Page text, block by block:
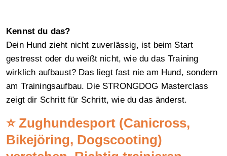
Kennst du das?
Dein Hund zieht nicht zuverlässig, ist beim Start
gestresst oder du weißt nicht, wie du das Training
wirklich aufbaust? Das liegt fast nie am Hund, sondern
am Trainingsaufbau. Die STRONGDOG Masterclass
zeigt dir Schritt für Schritt, wie du das änderst.
⭐ Zughundesport (Canicross,
Bikejöring, Dogscooting)